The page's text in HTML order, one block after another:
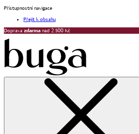
Přístupnostní navigace
Přejít k obsahu
Doprava zdarma nad 2 500 Kč